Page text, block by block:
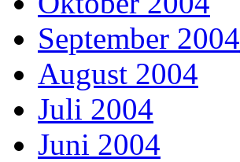
September 2004
August 2004
Juli 2004
Juni 2004